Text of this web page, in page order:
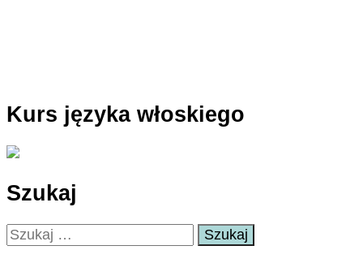
Kurs języka włoskiego
Szukaj
Szukaj: